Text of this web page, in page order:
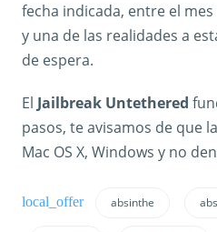
fecha indicada, entre el
y una de las realidades a
de espera.
El Jailbreak Untethered
pasos, te avisamos de que
Mac OS X, Windows y no
absinthe